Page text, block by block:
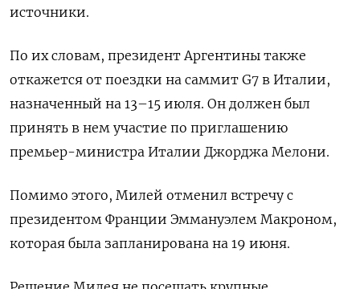
источники.
По их словам, президент Аргентины также
откажется от поездки на саммит G7 в Италии,
назначенный на 13–15 июля. Он должен был
принять в нем участие по приглашению
премьер-министра Италии Джорджа Мелони.
Помимо этого, Милей отменил встречу с
президентом Франции Эммануэлем Макроном,
которая была запланирована на 19 июня.